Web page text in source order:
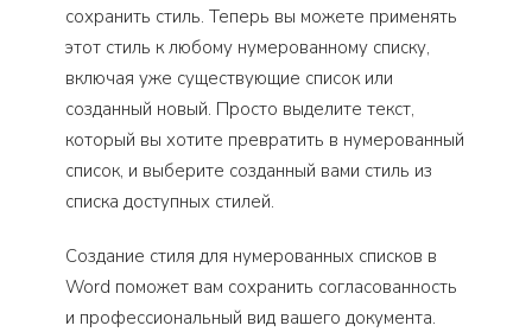
сохранить стиль. Теперь вы можете применять
этот стиль к любому нумерованному списку,
включая уже существующие список или
созданный новый. Просто выделите текст,
который вы хотите превратить в нумерованный
список, и выберите созданный вами стиль из
списка доступных стилей.
Создание стиля для нумерованных списков в
Word поможет вам сохранить согласованность
и профессиональный вид вашего документа.